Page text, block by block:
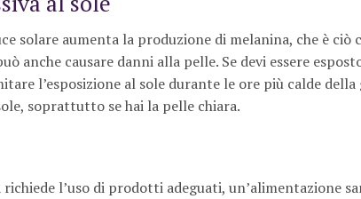
solare aumenta la produzione di melanina, che è ciò
anche causare danni alla pelle. Se devi essere
l’esposizione al sole durante le ore più calde
soprattutto se hai la pelle chiara.
l’uso di prodotti adeguati, un’alimentazione